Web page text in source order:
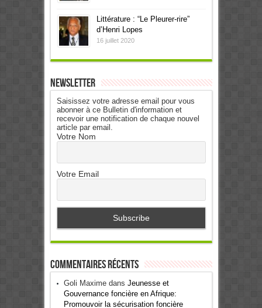
Littérature : “Le Pleurer-rire”
d’Henri Lopes
16 juillet 2020
Newsletter
Saisissez votre adresse email pour vous
abonner à ce Bulletin d'information et
recevoir une notification de chaque nouvel
article par email.
Votre Nom
Votre Email
Commentaires récents
Goli Maximedans Jeunesse et
Gouvernance foncière en Afrique:
Promouvoir la sécurisation foncière